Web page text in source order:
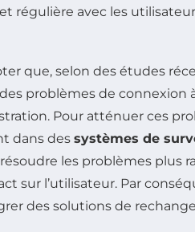
régulière avec les
que, selon des études
problèmes de connexion
Pour atténuer ces
dans des systèmes de
les problèmes plus
sur l’utilisateur. Par
des solutions de